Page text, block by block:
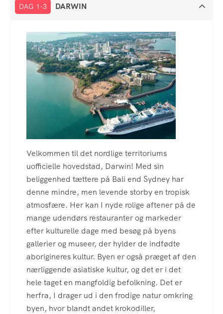
DAG 1-3 DARWIN
Velkommen til det nordlige territoriums
uofficielle hovedstad, Darwin! Med sin
beliggenhed tættere på Bali end Sydney har
denne mindre, men levende storby en tropisk
atmosfære. Her kan I nyde rolige aftener på de
mange udendørs restauranter og markeder
efter kulturelle dage med besøg på byens
gallerier og museer, der hylder de indfødte
aborigineres kultur. Byen er også præget af den
nærliggende asiatiske kultur, og det er i det
hele taget en mangfoldig befolkning. Det er
herfra, I drager ud i den frodige natur omkring
byen, hvor blandt andet krokodiller,